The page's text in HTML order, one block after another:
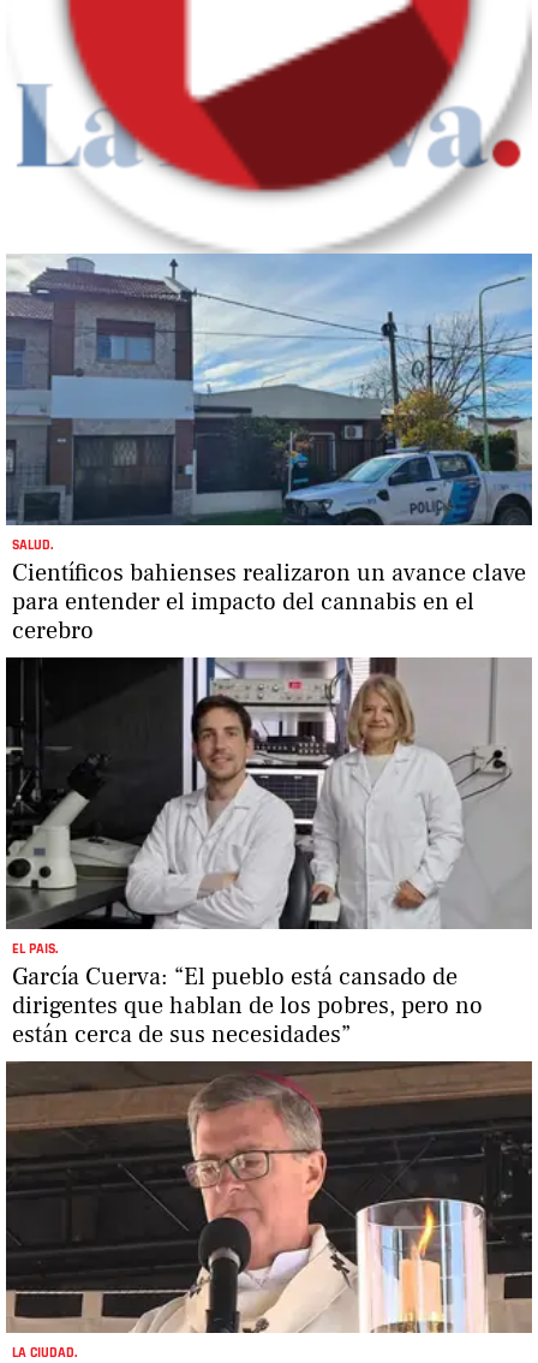
SALUD.
Científicos bahienses realizaron un avance clave
para entender el impacto del cannabis en el
cerebro
EL PAIS.
García Cuerva: “El pueblo está cansado de
dirigentes que hablan de los pobres, pero no
están cerca de sus necesidades”
LA CIUDAD.